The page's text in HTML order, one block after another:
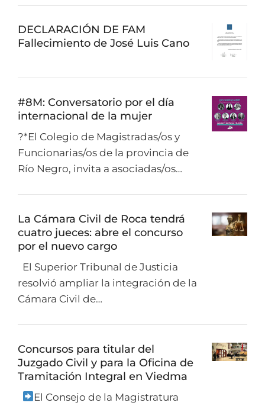
DECLARACIÓN DE FAM
Fallecimiento de José Luis Cano
#8M: Conversatorio por el día
internacional de la mujer
?*El Colegio de Magistradas/os y
Funcionarias/os de la provincia de
Río Negro, invita a asociadas/os…
La Cámara Civil de Roca tendrá
cuatro jueces: abre el concurso
por el nuevo cargo
El Superior Tribunal de Justicia
resolvió ampliar la integración de la
Cámara Civil de…
Concursos para titular del
Juzgado Civil y para la Oficina de
Tramitación Integral en Viedma
El Consejo de la Magistratura